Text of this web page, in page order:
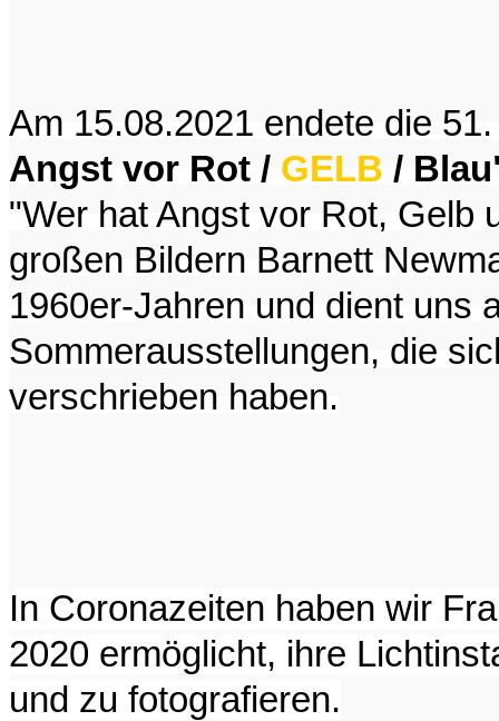
Am 15.08.2021 endete die
Angst vor Rot / GELB /
"Wer hat Angst vor Rot, Gelb
großen Bildern Barnett
1960er-Jahren und dient uns
Sommerausstellungen, die
verschrieben haben.
In Coronazeiten haben wir
2020 ermöglicht, ihre
und zu fotografieren.